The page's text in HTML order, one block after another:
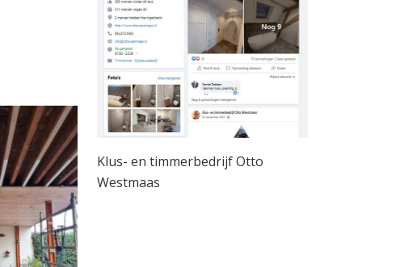
Klus- en timmerbedrijf Otto
Westmaas